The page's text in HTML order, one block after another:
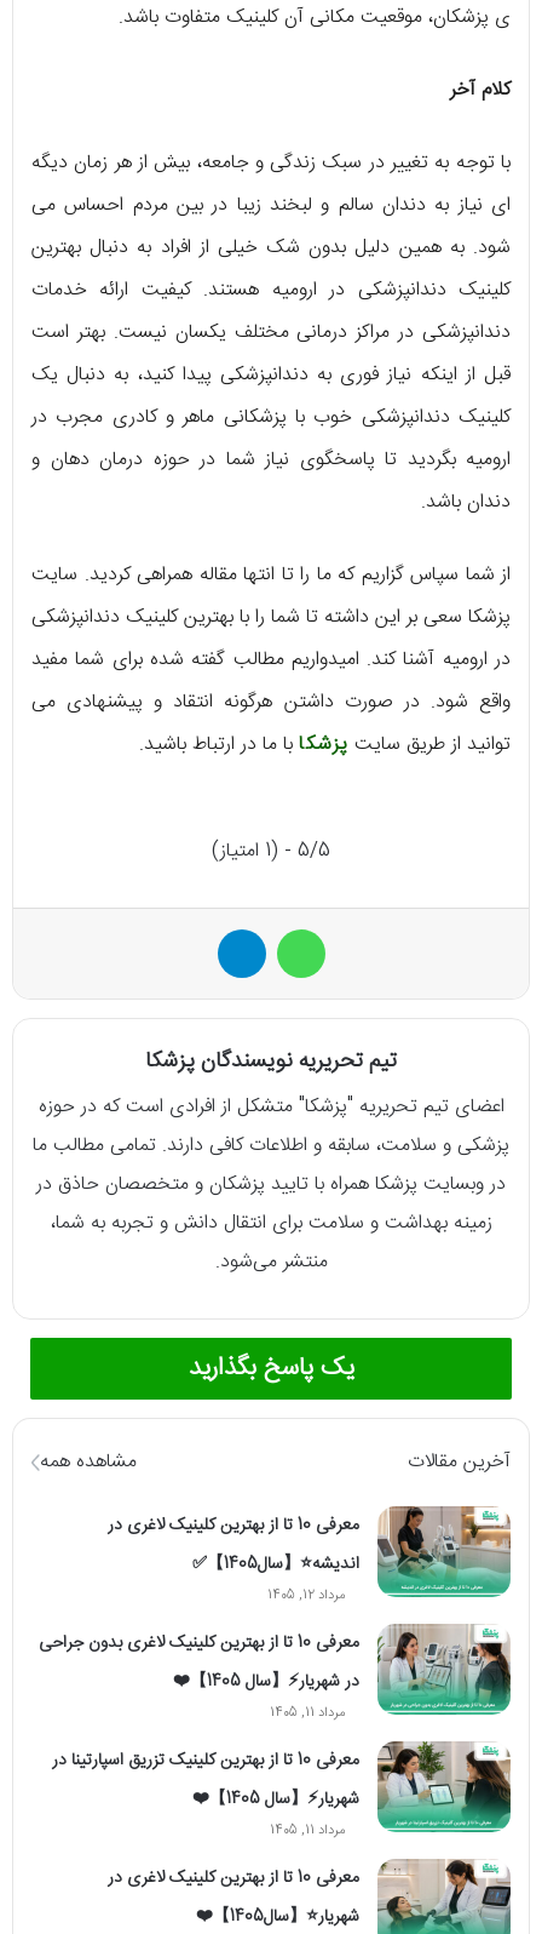
ی پزشکان، موقعیت مکانی آن کلینیک متفاوت باشد.
کلام آخر
با توجه به تغییر در سبک زندگی و جامعه، بیش از هر زمان دیگه
ای نیاز به دندان سالم و لبخند زیبا در بین مردم احساس می
شود. به همین دلیل بدون شک خیلی از افراد به دنبال بهترین
کلینیک دندانپزشکی در ارومیه هستند. کیفیت ارائه خدمات
دندانپزشکی در مراکز درمانی مختلف یکسان نیست. بهتر است
قبل از اینکه نیاز فوری به دندانپزشکی پیدا کنید، به دنبال یک
کلینیک دندانپزشکی خوب با پزشکانی ماهر و کادری مجرب در
ارومیه بگردید تا پاسخگوی نیاز شما در حوزه درمان دهان و
دندان باشد.
از شما سپاس گزاریم که ما را تا انتها مقاله همراهی کردید. سایت
پزشکا سعی بر این داشته تا شما را با بهترین کلینیک دندانپزشکی
در ارومیه آشنا کند. امیدواریم مطالب گفته شده برای شما مفید
واقع شود. در صورت داشتن هرگونه انتقاد و پیشنهادی می
توانید از طریق سایت پزشکابا ما در ارتباط باشید.
5/5 - (1 امتیاز)
واتس آپ
تیم تحریریه نویسندگان پزشکا
اعضای تیم تحریریه "پزشکا" متشکل از افرادی است که در حوزه
پزشکی و سلامت، سابقه و اطلاعات کافی دارند. تمامی مطالب ما
در وبسایت پزشکا همراه با تایید پزشکان و متخصصان حاذق در
زمینه بهداشت و سلامت برای انتقال دانش و تجربه به شما،
منتشر می‌شود.
یک پاسخ بگذارید
آخرین مقالات مشاهده همه
معرفی 10 تا از بهترین کلینیک لاغری در
اندیشه⭐【سال1405】✅
مرداد 12, 1405
معرفی 10 تا از بهترین کلینیک لاغری بدون جراحی
در شهریار⚡【سال 1405】❤️
مرداد 11, 1405
معرفی 10 تا از بهترین کلینیک تزریق اسپارتینا در
شهریار⚡【سال 1405】❤️
مرداد 11, 1405
معرفی 10 تا از بهترین کلینیک لاغری در
شهریار⭐【سال1405】❤️